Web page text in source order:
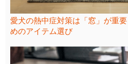
愛犬の熱中症対策は「窓」が重
めのアイテム選び